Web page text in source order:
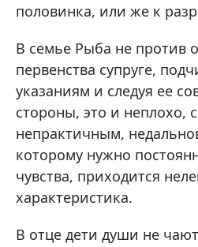
половинка, или же к
В семье Рыба не против
первенства супруге,
указаниям и следуя ее
стороны, это и неплохо,
непрактичным,
которому нужно
чувства, приходится
характеристика.
В отце дети души не